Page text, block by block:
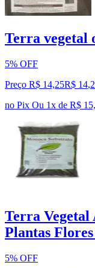
Terra vegetal
5% OFF
Preço R$ 14,25R$ 14,
no Pix Ou 1x de R$
Terra
Plantas
5% OFF